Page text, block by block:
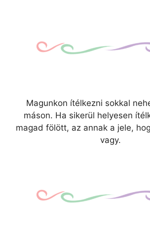
Magunkon ítélkezni sokkal
máson. Ha sikerül helyesen
magad fölött, az annak a jele,
vagy.